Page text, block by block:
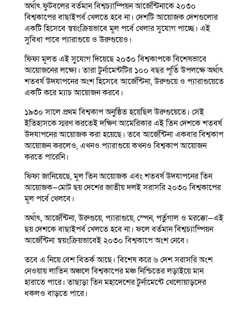
অর্থাৎ ফুটবলের বর্তমান বিশ্বচ্যাম্পিয়ন আর্জেন্টিনাকে ২০৩০
বিশ্বকাপের বাছাইপর্ব খেলতে হবে না। দেশটি আয়োজক দেশগুলোর
একটি হিসেবে স্বয়ংক্রিয়ভাবে মূল পর্বে খেলার সুযোগ পাচ্ছে। এই
সুবিধা পাবে প্যারাগুয়ে ও উরুগুয়েও।
ফিফা মূলত এই সুযোগ দিয়েছে ২০৩০ বিশ্বকাপকে বিশেষভাবে
আয়োজনের লক্ষ্যে। তারা টুর্নামেন্টটির ১০০ বছর পূর্তি উপলক্ষে অর্থাৎ
শতবর্ষ উদযাপনের অংশ হিসেবে আর্জেন্টিনা, উরুগুয়ে ও প্যারাগুয়েতে
একটি করে ম্যাচ আয়োজন করবে।
১৯৩০ সালে প্রথম বিশ্বকাপ অনুষ্ঠিত হয়েছিল উরুগুয়েতে। সেই
ইতিহাসকে স্মরণ করতেই দক্ষিণ আমেরিকার এই তিন দেশকে শতবর্ষ
উদযাপনের আয়োজক করা হয়েছে। তবে আর্জেন্টিনা একবার বিশ্বকাপ
আয়োজন করলেও, এখনও প্যারাগুয়ে কখনও বিশ্বকাপ আয়োজন
করতে পারেনি।
ফিফা জানিয়েছে, মূল তিন আয়োজক এবং শতবর্ষ উদযাপনের তিন
আয়োজক—মোট ছয় দেশের জাতীয় দলই সরাসরি ২০৩০ বিশ্বকাপের
মূল পর্বে খেলবে।
অর্থাৎ, আর্জেন্টিনা, উরুগুয়ে, প্যারাগুয়ে, স্পেন, পর্তুগাল ও মরক্কো—এই
ছয় দেশকে বাছাইপর্ব খেলতে হবে না। ফলে বর্তমান বিশ্বচ্যাম্পিয়ন
আর্জেন্টিনা স্বয়ংক্রিয়ভাবেই ২০৩০ বিশ্বকাপে অংশ নেবে।
তবে এ নিয়ে বেশ বিতর্ক আছে। বিশেষ করে ৬ দেশ সরাসরি অংশ
নেওয়ায় লাতিন অঞ্চলে বিশ্বকাপের মঞ্চ নিশ্চিতের লড়াইয়ে মান
হারাতে পারে। তাছাড়া তিন মহাদেশের টুর্নামেন্টে খেলোয়াড়দের
ধকলও বাড়তে পারে।